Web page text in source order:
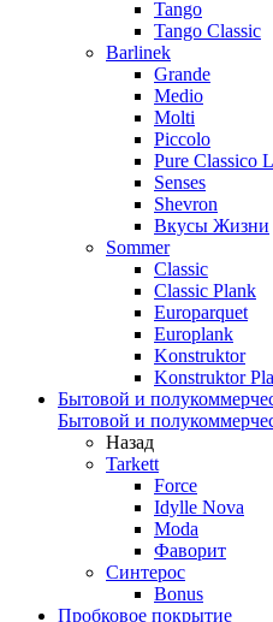
Tango
Tango Classic
Barlinek
Grande
Medio
Molti
Piccolo
Pure Classico
Senses
Shevron
Вкусы Жизни
Sommer
Classic
Classic Plank
Europarquet
Europlank
Konstruktor
Konstruktor
Бытовой и
Бытовой и
Назад
Tarkett
Force
Idylle Nova
Moda
Фаворит
Синтерос
Bonus
Пробковое покрытие